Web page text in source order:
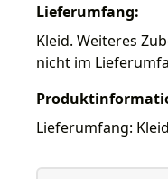
Lieferumfang:
Kleid. Weiteres
nicht im
Lieferumfang: